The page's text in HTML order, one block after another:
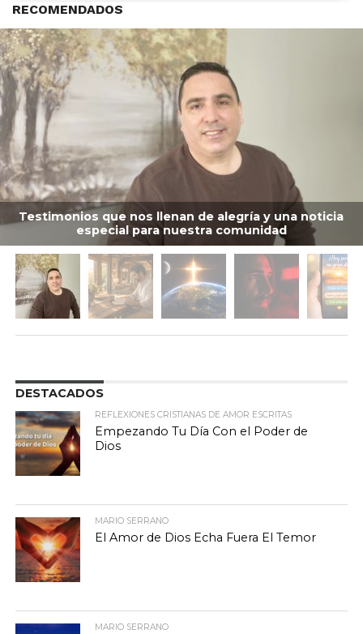
RECOMENDADOS
Testimonios que nos llenan de alegría y una noticia
especial para nuestra comunidad
DESTACADOS
REFLEXIONES CRISTIANAS DE AMOR ESCRITAS
Empezando Tu Día Con el Poder de
Dios
MARIO SERRANO
El Amor de Dios Echa Fuera El Temor
MARIO SERRANO